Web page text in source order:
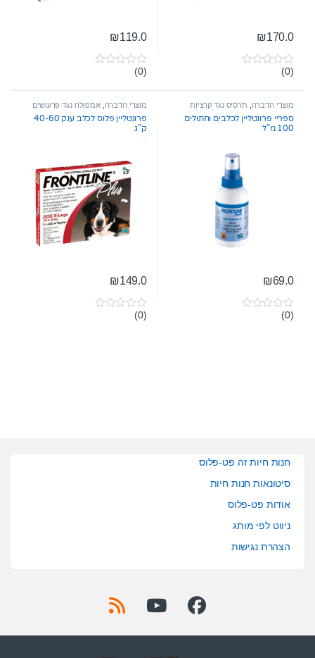
₪170.0
0
t
f
5
(0)
₪119.0
0
t
f
5
(0)
מוצרי הדברה
תרסיס נגד קרציות
מוצרי הדברה לחתול
ספריי פרונטליין לכלבים וחתולים
100 מ”ל
₪69.0
0(0)
מוצרי הדברה ,אמפולה נגד פרעושים
פרונטליין פלוס לכלב ענק 40-60
ק”ג
₪149.0
0(0)
חנות חיות זה פט-פלוס
סיטונאות חנות חיות
אודות פט-פלוס
ניווט לפי מותג
הצהרת נגישות